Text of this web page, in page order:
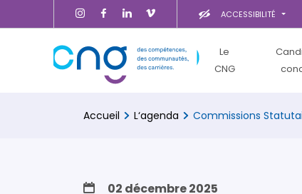
Le
CNG
ACCESSIBILITÉ
Accueil L‘agenda Commissions
02 décembre 2025